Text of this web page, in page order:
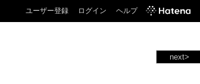
ユーザー登録 ログイン ヘルプ
next>